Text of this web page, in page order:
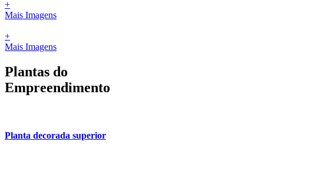
+
Mais Imagens
+
Mais Imagens
Plantas do
Empreendimento
Planta decorada superior